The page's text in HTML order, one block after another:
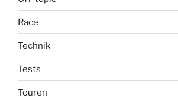
Race
Technik
Tests
Touren